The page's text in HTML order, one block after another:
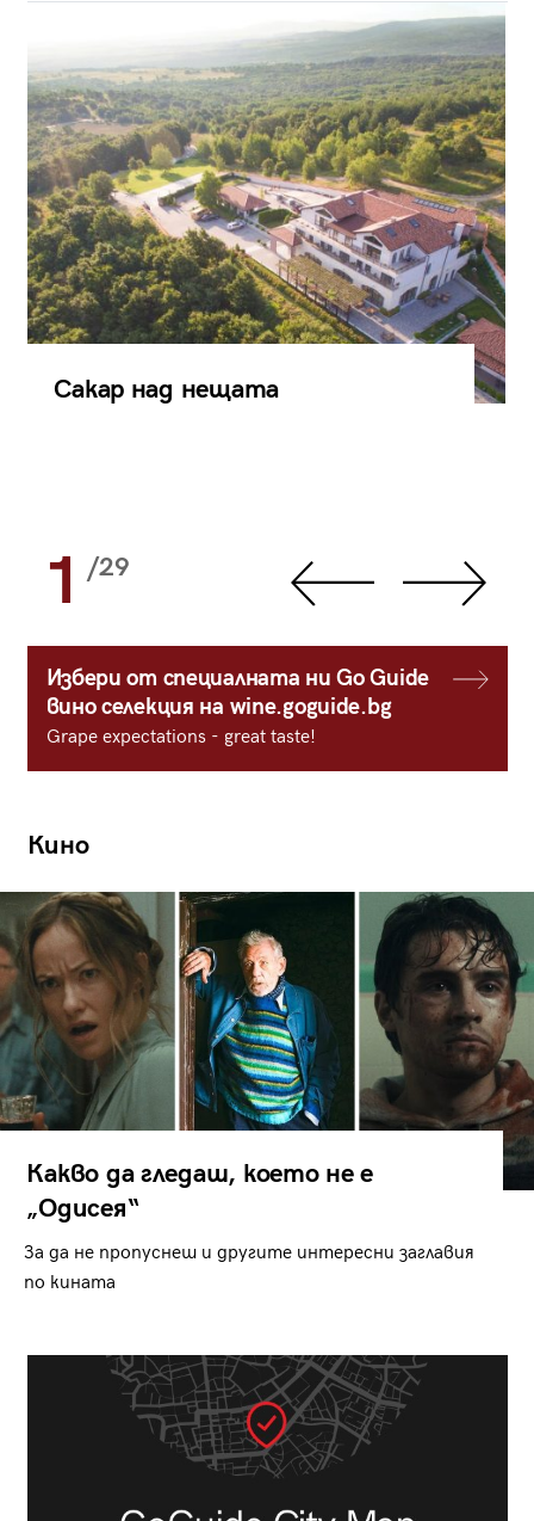
Сакар над нещата
1 /29
Избери от специалната ни Go Guide
вино селекция на wine.goguide.bg
Grape expectations - great taste!
Кино
Какво да гледаш, което не е
„Одисея“
За да не пропуснеш и другите интересни заглавия
по кината